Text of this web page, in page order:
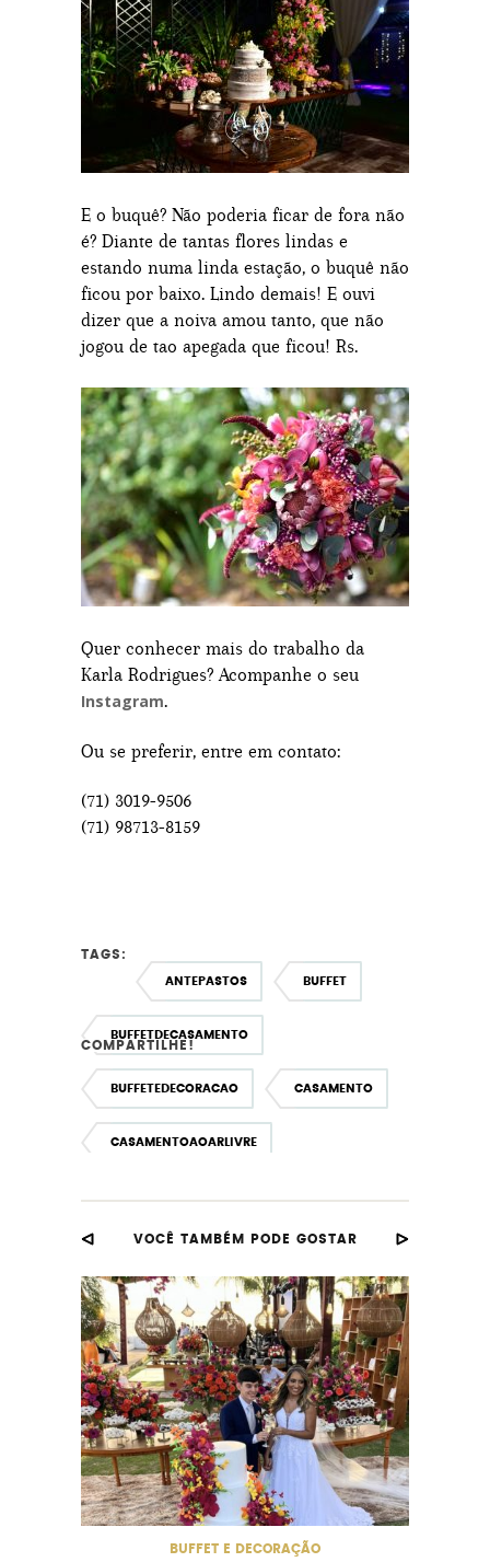
E o buquê? Não poderia ficar de fora não
é? Diante de tantas flores lindas e
estando numa linda estação, o buquê não
ficou por baixo. Lindo demais! E ouvi
dizer que a noiva amou tanto, que não
jogou de tao apegada que ficou! Rs.
Quer conhecer mais do trabalho da
Karla Rodrigues? Acompanhe o seu
Instagram.
Ou se preferir, entre em contato:
(71) 3019-9506
(71) 98713-8159
TAGS:
ANTEPASTOS BUFFET
BUFFETDECASAMENTO
BUFFETEDECORACAO CASAMENTO
CASAMENTOAOARLIVRE
KARLARODRIGUES
KARLARODRIGUESPRODUÇÕES
COMPARTILHE!
VOCÊ TAMBÉM PODE GOSTAR
BUFFET E DECORAÇÃO